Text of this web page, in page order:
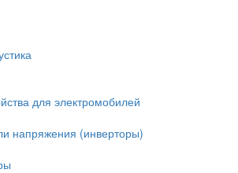
для электромобилей
напряжения (инверторы)